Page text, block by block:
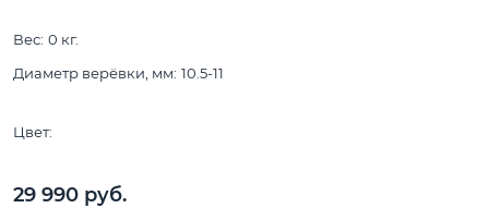
Вес: 0 кг.
Диаметр верёвки, мм: 10.5-11
Цвет:
29 990 руб.